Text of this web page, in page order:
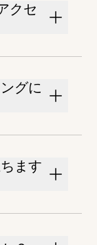
クセ
グに
ます